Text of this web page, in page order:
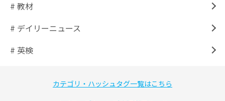
# 教材
# デイリーニュース
# 英検
カテゴリ・ハッシュタグ一覧はこちら